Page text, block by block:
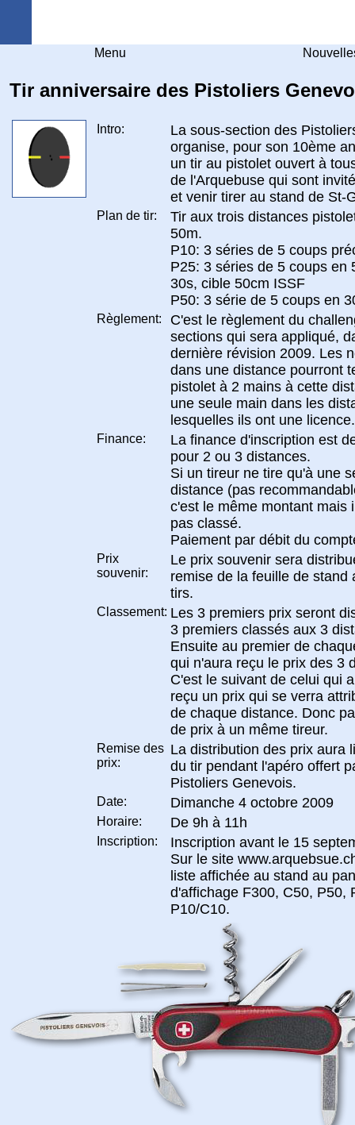
Menu
Tir anniversaire des Pistoliers
Intro:
La sous-section des
organise, pour son 10ème
un tir au pistolet ouvert à
de l'Arquebuse qui sont
et venir tirer au stand de St-
Plan de tir:
Tir aux trois distances
50m.
P10: 3 séries de 5 coups
P25: 3 séries de 5 coups en
30s, cible 50cm ISSF
P50: 3 série de 5 coups en
Règlement:
C'est le règlement du
sections qui sera appliqué,
dernière révision 2009. Les
dans une distance pourront
pistolet à 2 mains à cette
une seule main dans les
lesquelles ils ont une licence.
Finance:
La finance d'inscription est
pour 2 ou 3 distances.
Si un tireur ne tire qu'à une
distance (pas
c'est le même montant mais
pas classé.
Paiement par débit du
Prix
souvenir:
Le prix souvenir sera
remise de la feuille de stand
tirs.
Classement: Les 3 premiers prix seront
3 premiers classés aux 3
Ensuite au premier de
qui n'aura reçu le prix des 3
C'est le suivant de celui qui
reçu un prix qui se verra
de chaque distance. Donc
de prix à un même tireur.
Remise des
prix:
La distribution des prix aura
du tir pendant l'apéro offert
Pistoliers Genevois.
Date: Dimanche 4 octobre 2009
Horaire: De 9h à 11h
Inscription:
Inscription avant le 15
Sur le site
liste affichée au stand au
d'affichage F300, C50, P50,
P10/C10.